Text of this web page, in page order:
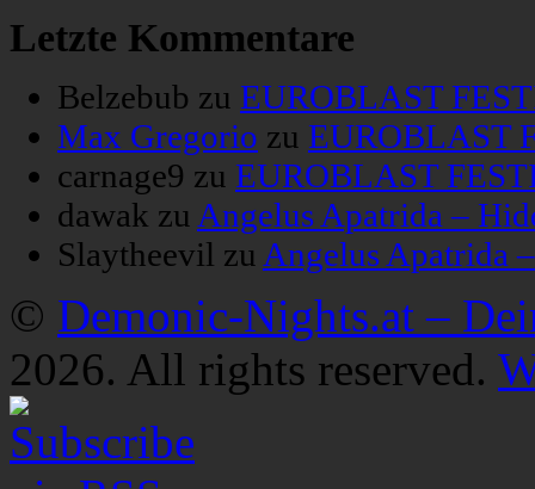
Letzte Kommentare
Belzebub zu EUROBLAST
Max Gregorio zu EUROBLAST
carnage9 zu EUROBLAST
dawak zu Angelus Apatrida –
Slaytheevil zu Angelus Apatrida
© Demonic-Nights.at –
2026. All rights reserved.